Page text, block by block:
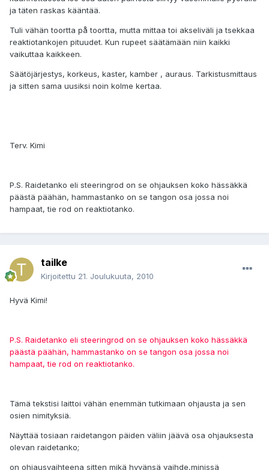
ja täten raskas kääntää.
Tuli vähän toortta på toortta, mutta mittaa toi akseliväli ja tsekkaa
reaktiotankojen pituudet. Kun rupeet säätämään niin kaikki
vaikuttaa kaikkeen.
Säätöjärjestys, korkeus, kaster, kamber , auraus. Tarkistusmittaus
ja sitten sama uusiksi noin kolme kertaa.
Terv. Kimi
P.S. Raidetanko eli steeringrod on se ohjauksen koko hässäkkä
päästä päähän, hammastanko on se tangon osa jossa noi
hampaat, tie rod on reaktiotanko.
tailke
Kirjoitettu 21. Joulukuuta, 2010
Hyvä Kimi!
P.S. Raidetanko eli steeringrod on se ohjauksen koko hässäkkä
päästä päähän, hammastanko on se tangon osa jossa noi
hampaat, tie rod on reaktiotanko.
Tämä tekstisi laittoi vähän enemmän tutkimaan ohjausta ja sen
osien nimityksiä.
Näyttää tosiaan raidetangon päiden väliin jäävä osa ohjauksesta
olevan raidetanko;
on ohjausvaihteena sitten mikä hyvänsä vaihde,minissä